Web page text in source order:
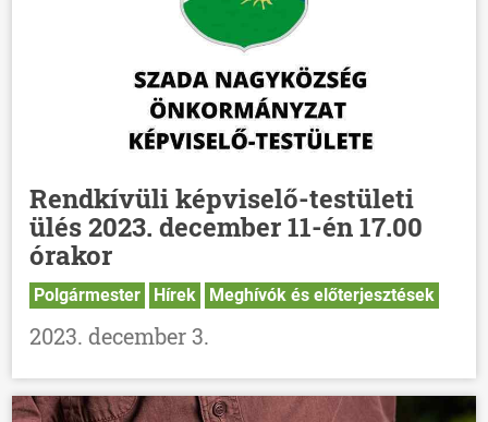
Rendkívüli képviselő-testületi
ülés 2023. december 11-én 17.00
órakor
Polgármester Hírek Meghívók és előterjesztések
2023. december 3.